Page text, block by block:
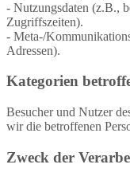
- Nutzungsdaten (z.B.,
Zugriffszeiten).
- Meta-/
Adressen).
Kategorien
Besucher und Nutzer
wir die betroffenen
Zweck der